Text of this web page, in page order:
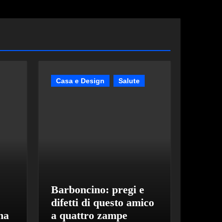
Casa e Design Salute
Barboncino: pregi e
difetti di questo amico
a quattro zampe